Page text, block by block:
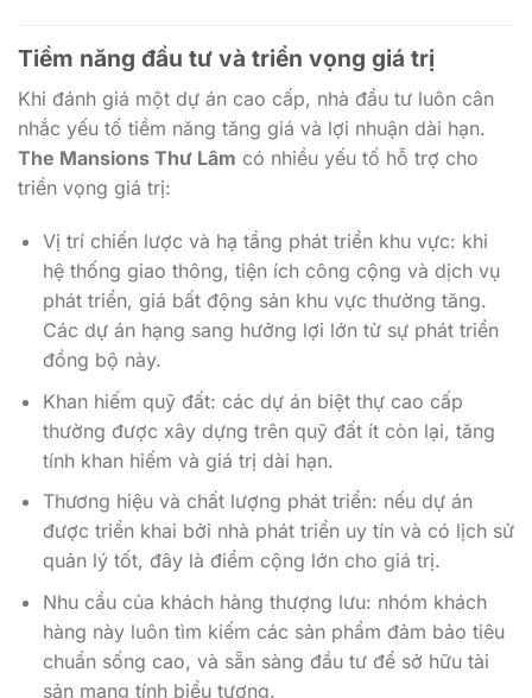
nhắc yếu tố tiềm năng tăng giá và lợi nhuận dài hạn.
The Mansions Thư Lâmcó nhiều yếu tố hỗ trợ cho
triển vọng giá trị:
Vị trí chiến lược và hạ tầng phát triển khu vực: khi
phát triển, giá bất động sản khu vực thường tăng.
Các dự án hạng sang hưởng lợi lớn từ sự phát triển
đồng bộ này.
Khan hiếm quỹ đất: các dự án biệt thự cao cấp
thường được xây dựng trên quỹ đất ít còn lại, tăng
tính khan hiếm và giá trị dài hạn.
Thương hiệu và chất lượng phát triển: nếu dự án
được triển khai bởi nhà phát triển uy tín và có lịch sử
quản lý tốt, đây là điểm cộng lớn cho giá trị.
Nhu cầu của khách hàng thượng lưu: nhóm khách
hàng này luôn tìm kiếm các sản phẩm đảm bảo tiêu
chuẩn sống cao, và sẵn sàng đầu tư để sở hữu tài
sản mang tính biểu tượng.
Trong bối cảnh thị trường, nhiều nhà đầu tư nhắc tới